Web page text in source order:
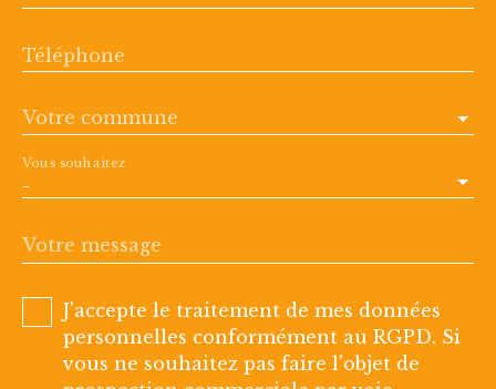
Téléphone
Votre commune
-
Vous souhaitez
Votre message
J'accepte le traitement de mes données
personnelles conformément au RGPD. Si
vous ne souhaitez pas faire l'objet de